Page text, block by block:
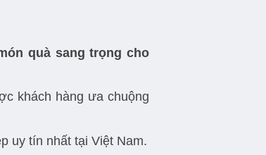
quà sang trọng cho
khách hàng ưa chuộng
uy tín nhất tại Việt Nam.